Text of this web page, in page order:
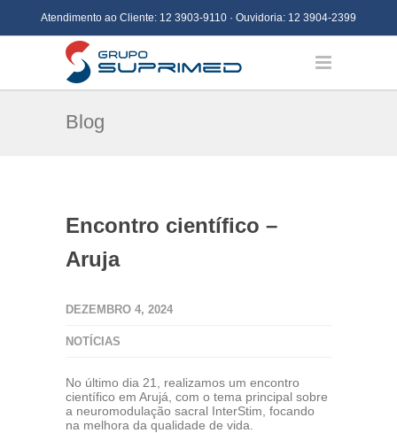
Atendimento ao Cliente: 12 3903-9110 · Ouvidoria: 12 3904-2399
Blog
Encontro científico –
Aruja
DEZEMBRO 4, 2024
NOTÍCIAS
No último dia 21, realizamos um encontro
científico em Arujá, com o tema principal sobre
a neuromodulação sacral InterStim, focando
na melhora da qualidade de vida.